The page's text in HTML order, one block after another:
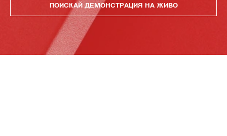
ПОИСКАЙ ДЕМОНСТРАЦИЯ НА ЖИВО